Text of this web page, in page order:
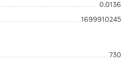
0.0136
1699910245
730